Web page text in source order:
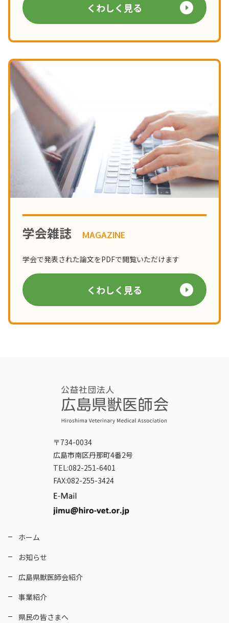
くわしく見る
学会雑誌 MAGAZINE
学会で発表された論文をPDFで閲覧いただけます
くわしく見る
〒734-0034
広島市南区丹那町4番2号
TEL:082-251-6401
FAX:082-255-3424
ホーム
お知らせ
広島県獣医師会紹介
事業紹介
県民の皆さまへ